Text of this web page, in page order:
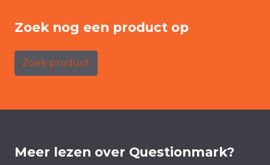
Zoek nog een product op
Zoek product
Meer lezen over Questionmark?